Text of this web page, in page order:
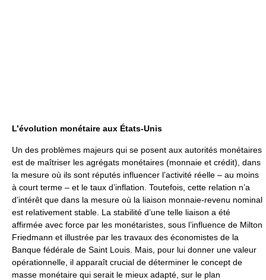
L’évolution monétaire aux États-Unis
Un des problèmes majeurs qui se posent aux autorités monétaires
est de maîtriser les agrégats monétaires (monnaie et crédit), dans
la mesure où ils sont réputés influencer l’activité réelle – au moins
à court terme – et le taux d’inflation. Toutefois, cette relation n’a
d’intérêt que dans la mesure où la liaison monnaie-revenu nominal
est relativement stable. La stabilité d’une telle liaison a été
affirmée avec force par les monétaristes, sous l’influence de Milton
Friedmann et illustrée par les travaux des économistes de la
Banque fédérale de Saint Louis. Mais, pour lui donner une valeur
opérationnelle, il apparaît crucial de déterminer le concept de
masse monétaire qui serait le mieux adapté, sur le plan